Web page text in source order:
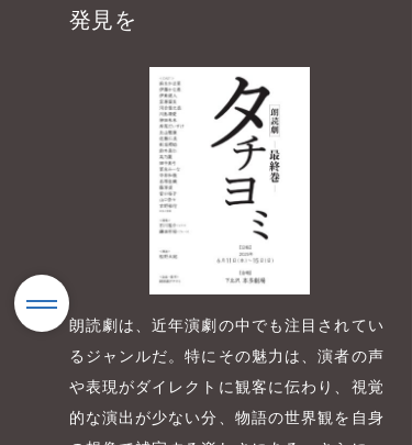
発見を
朗読劇は、近年演劇の中でも注目されてい
るジャンルだ。特にその魅力は、演者の声
や表現がダイレクトに観客に伝わり、視覚
的な演出が少ない分、物語の世界観を自身